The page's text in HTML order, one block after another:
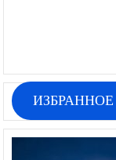
ИЗБРАННОЕ